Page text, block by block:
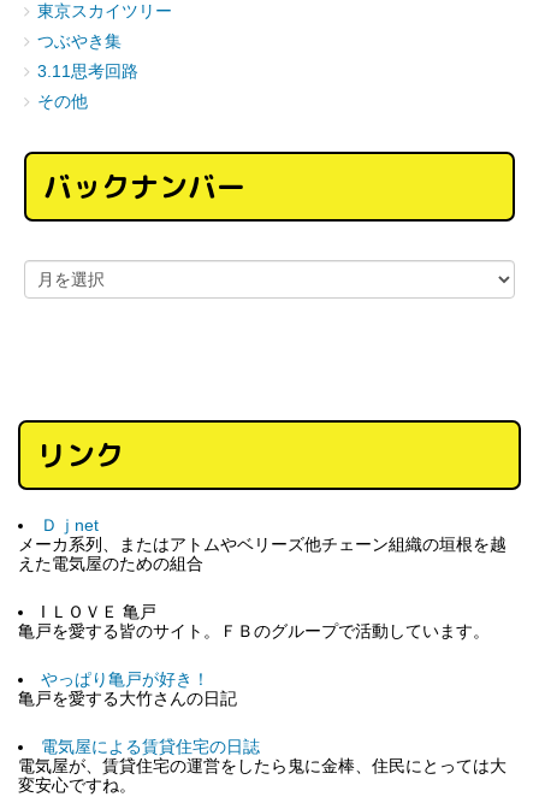
東京スカイツリー
つぶやき集
3.11思考回路
その他
バックナンバー
リンク
Ｄｊnet
メーカ系列、またはアトムやベリーズ他チェーン組織の垣根を越
えた電気屋のための組合
I ＬＯＶＥ 亀戸
亀戸を愛する皆のサイト。ＦＢのグループで活動しています。
やっぱり亀戸が好き！
亀戸を愛する大竹さんの日記
電気屋による賃貸住宅の日誌
電気屋が、賃貸住宅の運営をしたら鬼に金棒、住民にとっては大
変安心ですね。